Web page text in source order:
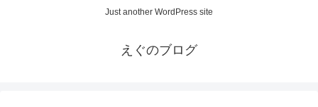
Just another WordPress site
えぐのブログ